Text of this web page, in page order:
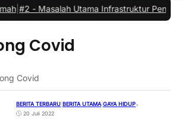
-Masalah Utama Infrastruktur Pengisian
Covid
Covid
BERITA TERBARU BERITA UTAMA|GAYA HIDUP•
20 Juli 2022